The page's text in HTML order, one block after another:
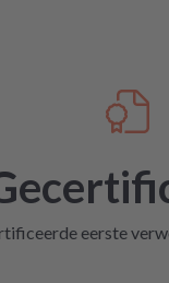
eerste